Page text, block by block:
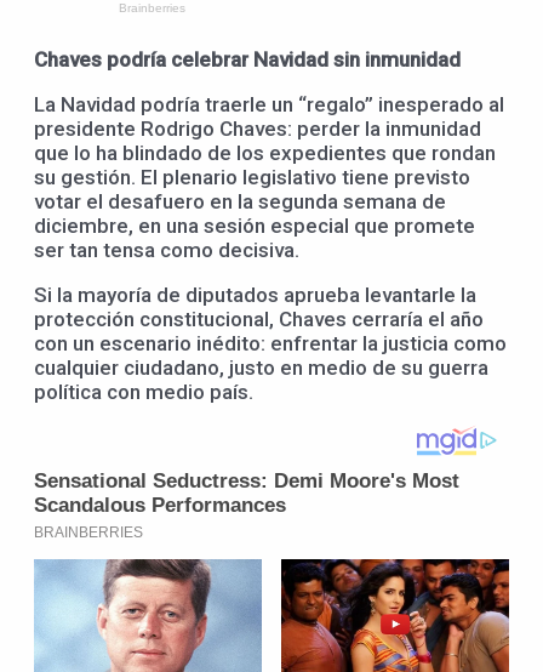
Chaves podría celebrar Navidad sin inmunidad
La Navidad podría traerle un “regalo” inesperado al
presidente Rodrigo Chaves: perder la inmunidad
que lo ha blindado de los expedientes que rondan
su gestión. El plenario legislativo tiene previsto
votar el desafuero en la segunda semana de
diciembre, en una sesión especial que promete
ser tan tensa como decisiva.
Si la mayoría de diputados aprueba levantarle la
protección constitucional, Chaves cerraría el año
con un escenario inédito: enfrentar la justicia como
cualquier ciudadano, justo en medio de su guerra
política con medio país.